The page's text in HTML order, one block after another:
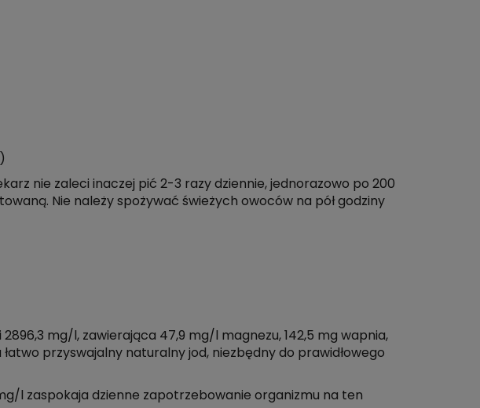
nie zaleci inaczej pić 2-3 razy dziennie, jednorazowo po 200
Nie należy spożywać świeżych owoców na pół godziny
mg/l, zawierająca 47,9 mg/l magnezu, 142,5 mg wapnia,
przyswajalny naturalny jod, niezbędny do prawidłowego
l zaspokaja dzienne zapotrzebowanie organizmu na ten